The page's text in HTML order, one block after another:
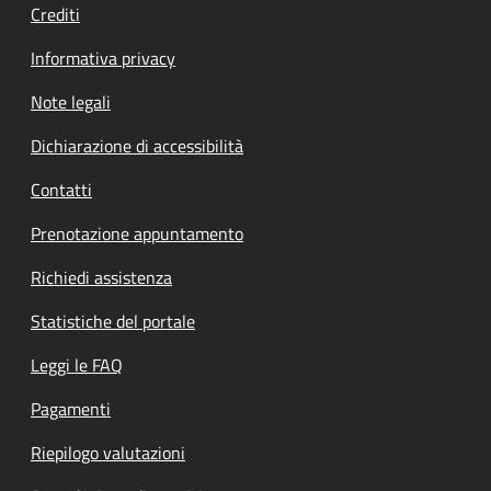
Crediti
Informativa privacy
Note legali
Dichiarazione di accessibilità
Contatti
Prenotazione appuntamento
Richiedi assistenza
Statistiche del portale
Leggi le FAQ
Pagamenti
Riepilogo valutazioni